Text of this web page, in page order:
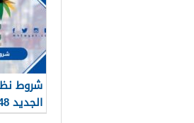
شروط
الجديد 1448